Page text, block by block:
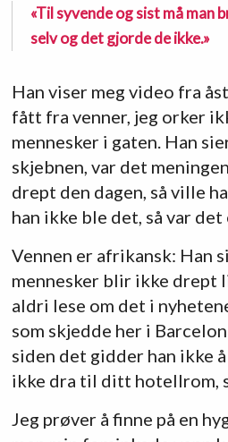
«Til syvende og sist må man
selv og det gjorde de ikke.»
Han viser meg video fra
fått fra venner, jeg orker
mennesker i gaten. Han
skjebnen, var det
drept den dagen, så ville
han ikke ble det, så var det
Vennen er afrikansk: Han
mennesker blir ikke drept
aldri lese om det i
som skjedde her i
siden det gidder han ikke
ikke dra til ditt hotellrom,
Jeg prøver å finne på en